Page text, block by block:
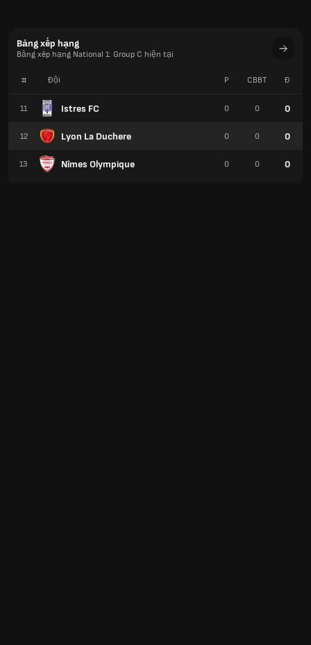
Bảng xếp hạng
Bảng xếp hạng National 1: Group C hiện tại
# Đội
11 Istres FC
12 Lyon La Duchere
13 Nîmes Olympique
P CBBT Đ
0 0 0
0 0 0
0 0 0